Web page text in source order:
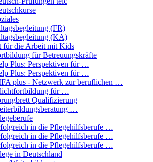
(FR)
(KA)
für die Arbeit mit Kids
für Betreuungskräfte
Plus: Perspektiven für …
Plus: Perspektiven für …
plus - Netzwerk zur beruflichen …
für …
Qualifizierung
…
in die Pflegehilfsberufe …
in die Pflegehilfsberufe …
in die Pflegehilfsberufe …
in Deutschland